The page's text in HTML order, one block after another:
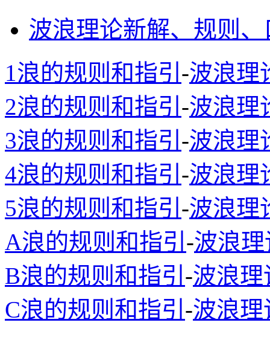
波浪理论新解、规则
1浪的规则和指引 -波浪理
2浪的规则和指引 -波浪理
3浪的规则和指引 -波浪理
4浪的规则和指引 -波浪理
5浪的规则和指引 -波浪理
A浪的规则和指引 -波浪
B浪的规则和指引 -波浪
C浪的规则和指引 -波浪理